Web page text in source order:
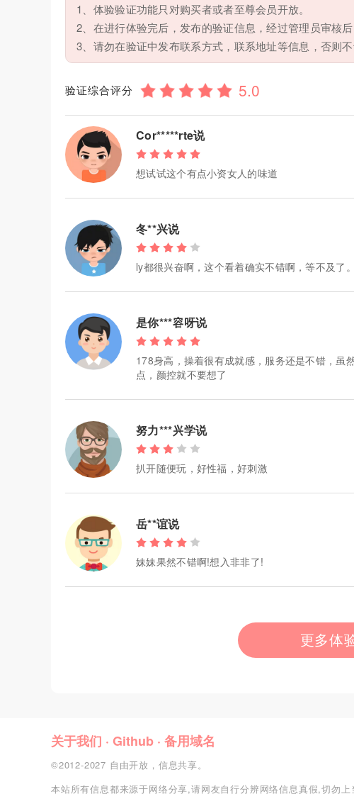
1、体验验证功能只对购买者或者至尊会员开放。
2、在进行体验完后，发布的验证信息，经过管理员审核
3、请勿在验证中发布联系方式，联系地址等信息，否则不
验证综合评分
Cor*****rte说
想试试这个有点小资女人的味道
冬**兴说
ly都很兴奋啊，这个看着确实不错啊，等不及了。
是你***容呀说
178身高，操着很有成就感，服务还是不错，虽
点，颜控就不要想了
努力***兴学说
扒开随便玩，好性福，好刺激
岳**谊说
妹妹果然不错啊!想入非非了!
更多体
关于我们 · Github · 备用域名
©2012-2027 自由开放，信息共享。
本站所有信息都来源于网络分享,请网友自行分辨网络信息真假,切勿